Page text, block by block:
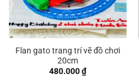
Flan gato trang trí vẽ đồ chơi
20cm
480.000₫